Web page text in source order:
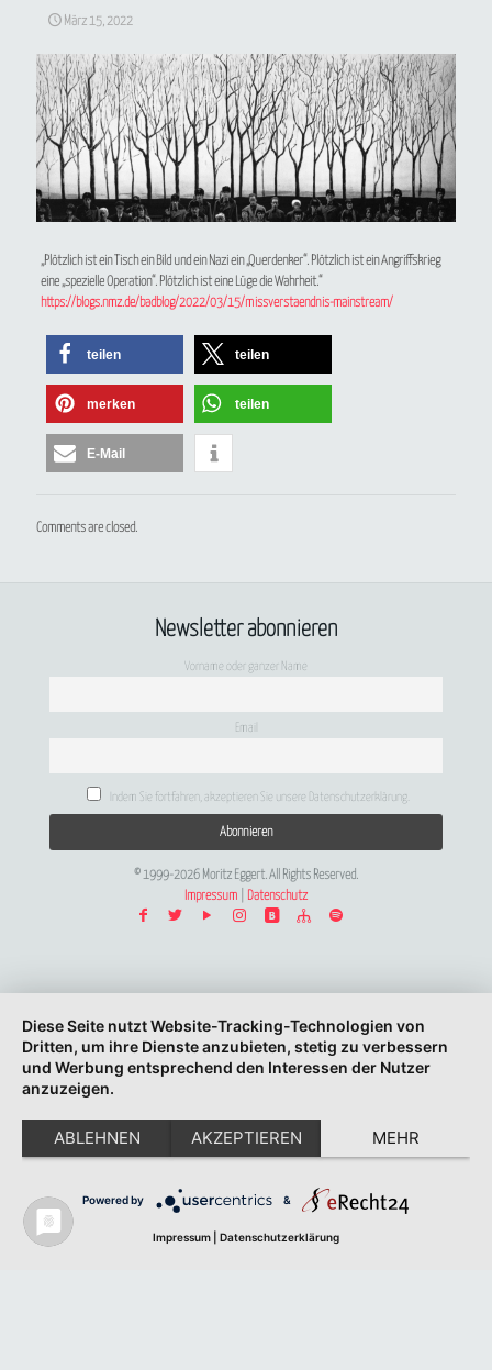
März 15, 2022
„Plötzlich ist ein Tisch ein Bild und ein Nazi ein „Querdenker“. Plötzlich ist ein Angriffskrieg
eine „spezielle Operation“. Plötzlich ist eine Lüge die Wahrheit.“
https://blogs.nmz.de/badblog/2022/03/15/missverstaendnis-mainstream/
teilen teilen
merken teilen
E-Mail
Comments are closed.
Newsletter abonnieren
Vorname oder ganzer Name
Email
Indem Sie fortfahren, akzeptieren Sie unsere Datenschutzerklärung.
© 1999-2026 Moritz Eggert. All Rights Reserved.
Impressum
Datenschutz
Diese Seite nutzt Website-Tracking-Technologien von
Dritten, um ihre Dienste anzubieten, stetig zu verbessern
und Werbung entsprechend den Interessen der Nutzer
anzuzeigen.
ABLEHNEN AKZEPTIEREN MEHR
Powered by &
Impressum Datenschutzerklärung